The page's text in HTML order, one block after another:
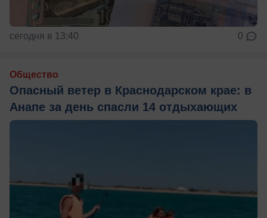
сегодня в 13:40 0
Общество
Опасный ветер в Краснодарском крае: в
Анапе за день спасли 14 отдыхающих